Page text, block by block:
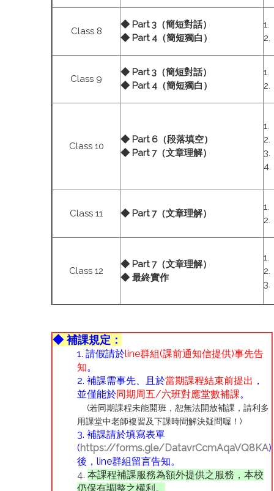
Class 8
◆ Part 3（簡短對話）
◆ Part 4（簡短獨白）
1.
Class 9
◆ Part 3（簡短對話）
◆ Part 4（簡短獨白）
1.
Class 10
◆ Part 6（段落填空）
◆ Part 7（文章理解）
1.
3.
Class 11 ◆ Part 7（文章理解）
1.
Class 12
◆ Part 7（文章理解）
◆ 最終實作
1.
3.
◆ 補課規定：
1. 請假請於line群組(課前通知信提供)事先告
知。
2. 補課需事先、且於當期課程結束前提出 ，
並僅能於同期周五/六班對應堂數補課。
(若同期課程未能開班，恕無法開放補課，請利多
用課堂中老師複習及下課時間解決疑問喔！)
3. 補課請於填寫表單
(https://forms.gle/DatavrCcmAqaVQ8KA)
後，line群組留言告知。
4. 本課程補課服務為額外提供之服務，本校
仍保有調整之權利。